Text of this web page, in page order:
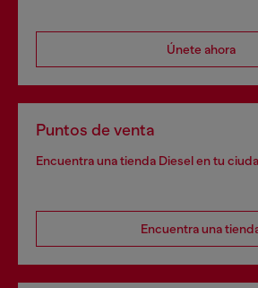
Únete ahora
Puntos de venta
Encuentra una tienda Diesel en tu
Encuentra una